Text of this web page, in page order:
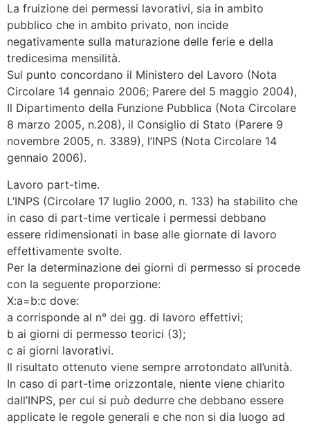
La fruizione dei permessi lavorativi, sia in ambito
pubblico che in ambito privato, non incide
negativamente sulla maturazione delle ferie e della
tredicesima mensilità.
Sul punto concordano il Ministero del Lavoro (Nota
Circolare 14 gennaio 2006; Parere del 5 maggio 2004),
Il Dipartimento della Funzione Pubblica (Nota Circolare
8 marzo 2005, n.208), il Consiglio di Stato (Parere 9
novembre 2005, n. 3389), l’INPS (Nota Circolare 14
gennaio 2006).
Lavoro part-time.
L’INPS (Circolare 17 luglio 2000, n. 133) ha stabilito che
in caso di part-time verticale i permessi debbano
essere ridimensionati in base alle giornate di lavoro
effettivamente svolte.
Per la determinazione dei giorni di permesso si procede
con la seguente proporzione:
X:a=b:c dove:
a corrisponde al n° dei gg. di lavoro effettivi;
b ai giorni di permesso teorici (3);
c ai giorni lavorativi.
Il risultato ottenuto viene sempre arrotondato all’unità.
In caso di part-time orizzontale, niente viene chiarito
dall’INPS, per cui si può dedurre che debbano essere
applicate le regole generali e che non si dia luogo ad